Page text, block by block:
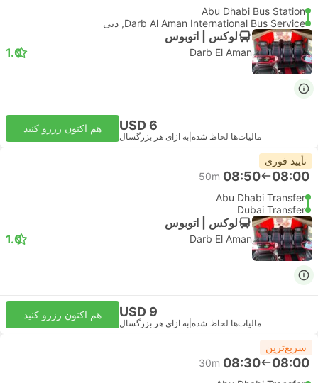
Abu Dhabi Bus Station
Darb Al Aman International Bus Service, دبی
لوکس | اتوبوس
Darb El Aman
1.0
USD 6
مالیات‌ها لحاظ شده به ازای هر بزرگسال
هم اکنون رزرو کنید
تأیید فوری
08:00
08:50
50m
Abu Dhabi Transfer
Dubai Transfer
لوکس | اتوبوس
Darb El Aman
1.0
USD 9
مالیات‌ها لحاظ شده به ازای هر بزرگسال
هم اکنون رزرو کنید
سریع‌ترین
08:00
08:30
30m